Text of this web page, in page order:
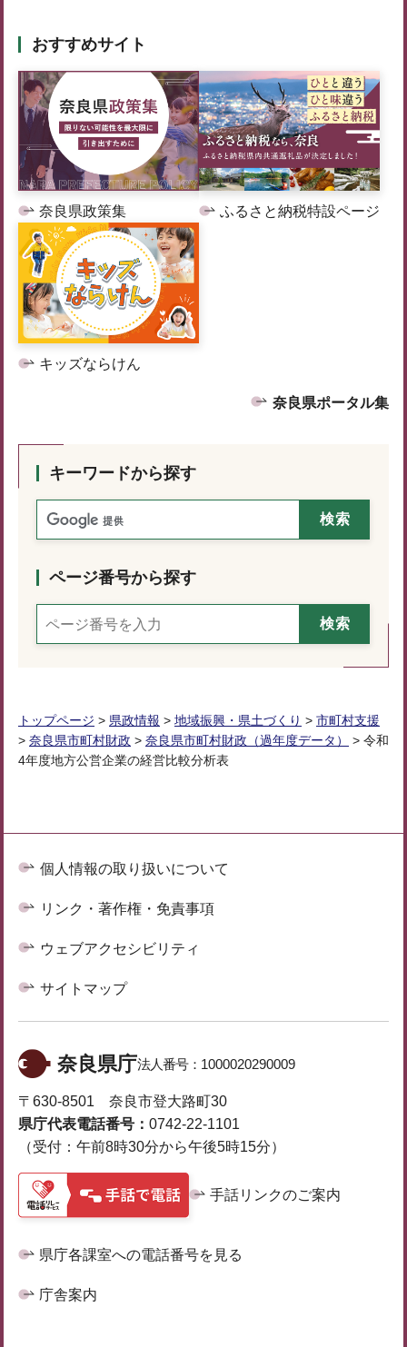
おすすめサイト
奈良県政策集 ふるさと納税特設ページ
キッズならけん
奈良県ポータル集
キーワードから探す
ページ番号から探す
トップページ > 県政情報 > 地域振興・県土づくり > 市町村支援
> 奈良県市町村財政 > 奈良県市町村財政（過年度データ）
> 令和
4年度地方公営企業の経営比較分析表
個人情報の取り扱いについて
リンク・著作権・免責事項
ウェブアクセシビリティ
サイトマップ
奈良県庁法人番号： 1000020290009
〒630-8501 奈良市登大路町30
県庁代表電話番号： 0742-22-1101
（受付：午前8時30分から午後5時15分）
手話リンクのご案内
県庁各課室への電話番号を見る
庁舎案内